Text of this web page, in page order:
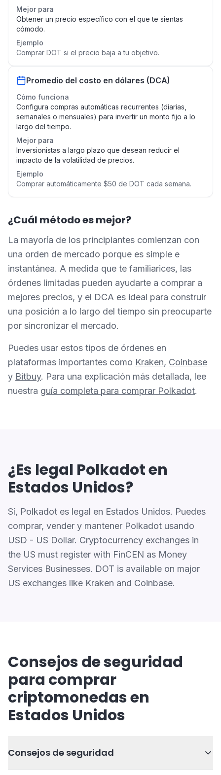
Mejor para
Obtener un precio específico con el que te sientas
cómodo.
Ejemplo
Comprar DOT si el precio baja a tu objetivo.
Promedio del costo en dólares (DCA)
Cómo funciona
Configura compras automáticas recurrentes (diarias,
semanales o mensuales) para invertir un monto fijo a lo
largo del tiempo.
Mejor para
Inversionistas a largo plazo que desean reducir el
impacto de la volatilidad de precios.
Ejemplo
Comprar automáticamente $50 de DOT cada semana.
¿Cuál método es mejor?
La mayoría de los principiantes comienzan con
una orden de mercado porque es simple e
instantánea. A medida que te familiarices, las
órdenes limitadas pueden ayudarte a comprar a
mejores precios, y el DCA es ideal para construir
una posición a lo largo del tiempo sin preocuparte
por sincronizar el mercado.
Puedes usar estos tipos de órdenes en
plataformas importantes como Kraken, Coinbase
y Bitbuy. Para una explicación más detallada, lee
nuestra guía completa para comprar Polkadot.
¿Es legal Polkadot en
Estados Unidos?
Sí, Polkadot es legal en Estados Unidos. Puedes
comprar, vender y mantener Polkadot usando
USD - US Dollar. Cryptocurrency exchanges in
the US must register with FinCEN as Money
Services Businesses. DOT is available on major
US exchanges like Kraken and Coinbase.
Consejos de seguridad
para comprar
criptomonedas en
Estados Unidos
Consejos de seguridad